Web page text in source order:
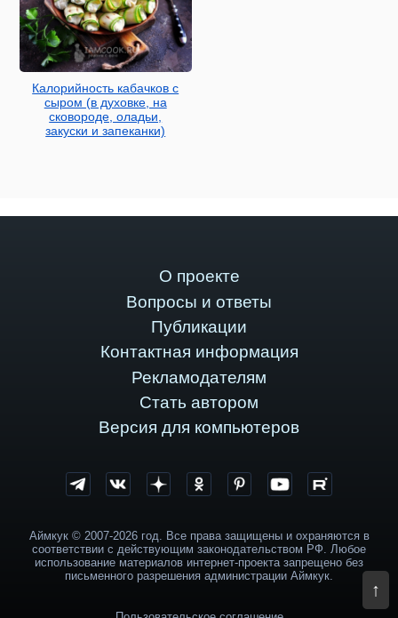
↑
Калорийность кабачков с
сыром (в духовке, на
сковороде, оладьи,
закуски и запеканки)
О проекте
Вопросы и ответы
Публикации
Контактная информация
Рекламодателям
Стать автором
Версия для компьютеров
Аймкук © 2007-2026 год. Все права защищены и охраняются в
соответствии с действующим законодательством РФ. Любое
использование материалов интернет-проекта запрещено без
письменного разрешения администрации Аймкук.